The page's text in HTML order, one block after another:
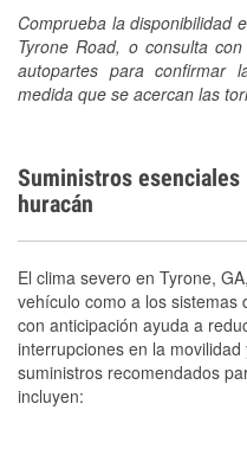
Comprueba la disponibilidad
Tyrone Road, o consulta
autopartes para confirmar
medida que se acercan las
Suministros
huracán
El clima severo en Tyrone,
vehículo como a los sistemas
con anticipación ayuda a
interrupciones en la
suministros recomendados
incluyen: